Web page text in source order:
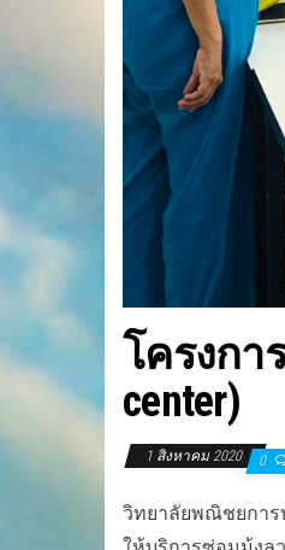
โครงก
center)
1 สิงหาคม 2020 0
วิทยาลัยพณิชยการ